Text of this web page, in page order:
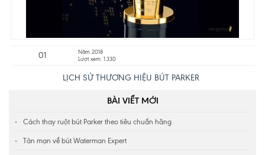
01
Năm 2018
Lượt xem: 1.330
LỊCH SỬ THƯƠNG HIỆU BÚT PARKER
BÀI VIẾT MỚI
Cách thay ruột bút Parker theo tiêu chuẩn hãng
Tản mạn về bút Waterman Expert